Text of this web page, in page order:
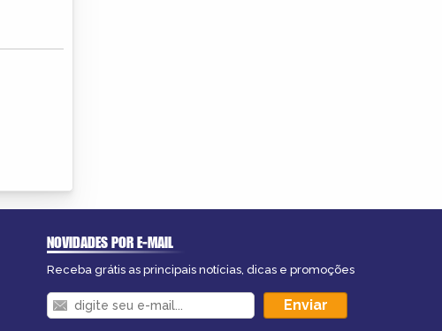
NOVIDADES POR E-MAIL
Receba grátis as principais notícias, dicas e promoções